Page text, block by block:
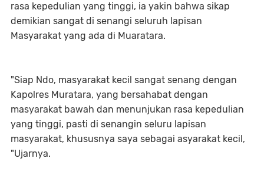
rasa kepedulian yang tinggi, ia yakin bahwa sikap
demikian sangat di senangi seluruh lapisan
Masyarakat yang ada di Muaratara.
"Siap Ndo, masyarakat kecil sangat senang dengan
Kapolres Muratara, yang bersahabat dengan
masyarakat bawah dan menunjukan rasa kepedulian
yang tinggi, pasti di senangin seluru lapisan
masyarakat, khususnya saya sebagai asyarakat kecil,
"Ujarnya.